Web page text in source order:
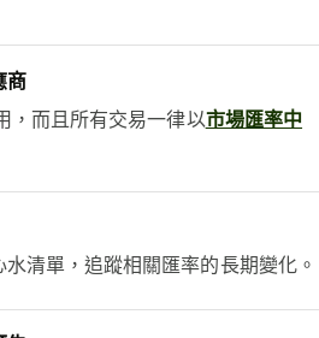
商
，而且所有交易一律以市場匯率中
清單，追蹤相關匯率的長期變化。